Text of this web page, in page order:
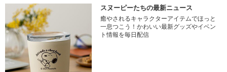
スヌーピーたちの最新ニュース
癒やされるキャラクターアイテムでほっと
一息つこう！かわいい最新グッズやイベン
ト情報を毎日配信